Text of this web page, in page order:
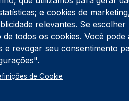
Cultural da Gafanha da Nazaré
da Nazaré
e cookies de
relevantes. Se escolher
todos os cookies. Você pode
e revogar seu consentimento
de Cookie